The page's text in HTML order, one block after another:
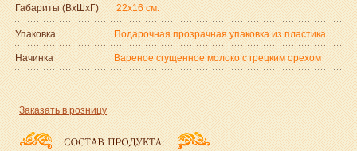
Габариты (ВxШxГ) 22x16 см.
Упаковка Подарочная прозрачная упаковка из пластика
Начинка Вареное сгущенное молоко с грецким орехом
Заказать в розницу